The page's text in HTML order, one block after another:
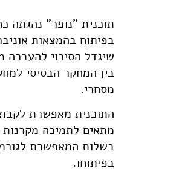
תוכנית "נופר" נהגתה
בפיתוח בהמצאות
שיגדל הסיכוי להעברה
בין המחקר הבסיסי
מסחרי.
התוכנית מאפשרת
מתאים לתמיכה
בשלות המאפשרת
בפיתוחו.